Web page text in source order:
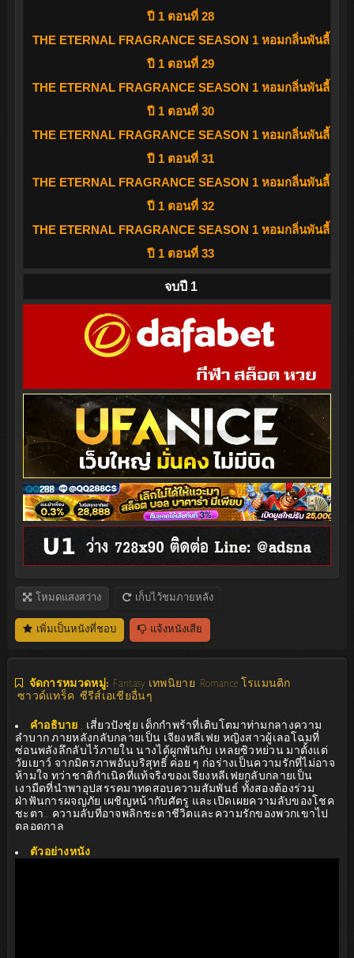
ปี 1 ตอนที่ 28
THE ETERNAL FRAGRANCE SEASON 1 หอมกลิ่นพันลี้
ปี 1 ตอนที่ 29
THE ETERNAL FRAGRANCE SEASON 1 หอมกลิ่นพันลี้
ปี 1 ตอนที่ 30
THE ETERNAL FRAGRANCE SEASON 1 หอมกลิ่นพันลี้
ปี 1 ตอนที่ 31
THE ETERNAL FRAGRANCE SEASON 1 หอมกลิ่นพันลี้
ปี 1 ตอนที่ 32
THE ETERNAL FRAGRANCE SEASON 1 หอมกลิ่นพันลี้
ปี 1 ตอนที่ 33
จบปี 1
โหมดแสงสว่าง เก็บไว้ชมภายหลัง
เพิ่มเป็นหนังที่ชอบ แจ้งหนังเสีย
จัดการหมวดหมู่: Fantasy เทพนิยาย
Romance โรแมนติก
ซาวด์แทร็ค ซีรีส์เอเชียอื่นๆ
คำอธิบาย : เสี่ยวปังชุ่ย เด็กกำพร้าที่เติบโตมาท่ามกลางความ
ลำบาก ภายหลังกลับกลายเป็น เจียงหลีเฟย หญิงสาวผู้เลอโฉมที่
ซ่อนพลังลึกลับไว้ภายใน นางได้ผูกพันกับ เหลยซิวหย่วน มาตั้งแต่
วัยเยาว์ จากมิตรภาพอันบริสุทธิ์ ค่อย ๆ ก่อร่างเป็นความรักที่ไม่อาจ
ห้ามใจ ทว่าชาติกำเนิดที่แท้จริงของเจียงหลีเฟยกลับกลายเป็น
เงามืดที่นำพาอุปสรรคมาทดสอบความสัมพันธ์ ทั้งสองต้องร่วม
ฝ่าฟันการผจญภัย เผชิญหน้ากับศัตรู และเปิดเผยความลับของโชค
ชะตา… ความลับที่อาจพลิกชะตาชีวิตและความรักของพวกเขาไป
ตลอดกาล
ตัวอย่างหนัง :